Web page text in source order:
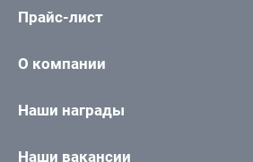
Прайс-лист
О компании
Наши награды
Наши вакансии